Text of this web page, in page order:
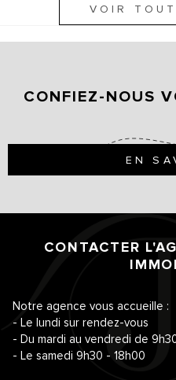
VOIR
CONFIEZ-NOUS
EN
CONTACTER
Notre agence vous accueille :
- Le lundi sur rendez-vous
- Du mardi au vendredi de
- Le samedi 9h30 - 18h00